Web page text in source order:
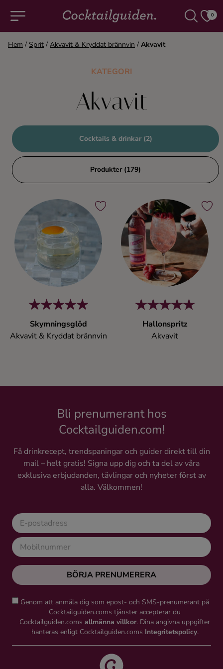
0
Alla cocktails & drinkar
Gin
Kaffe
Konjak
Ingredienser
Hem / Sprit / Akvavit & Kryddat brännvin / Akvavit
KATEGORI
Akvavit
Cocktails & drinkar (2)
Produkter (179)
Skymningsglöd
Akvavit & Kryddat brännvin
Hallonspritz
Akvavit
Bli prenumerant hos
Cocktailguiden.com!
Få drinkrecept, trendspaningar och guider direkt till din
mail – helt gratis! Signa upp dig och ta del av våra
exklusiva erbjudanden, tävlingar och nyheter först av
alla. Välkommen!
BÖRJA PRENUMERERA
Genom att anmäla dig som epost- och SMS-prenumerant på
Cocktailguiden.coms tjänster accepterar du
Cocktailguiden.coms allmänna villkor. Dina angivna uppgifter
hanteras enligt Cocktailguiden.coms Integritetspolicy.